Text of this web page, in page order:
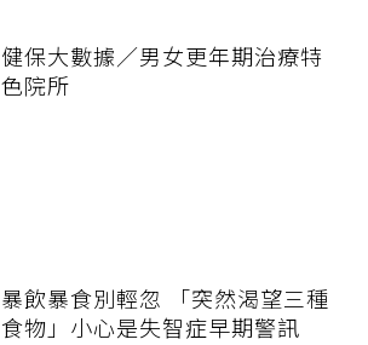
健保大數據／男女更年期治療特
色院所
暴飲暴食別輕忽 「突然渴望三種
食物」小心是失智症早期警訊